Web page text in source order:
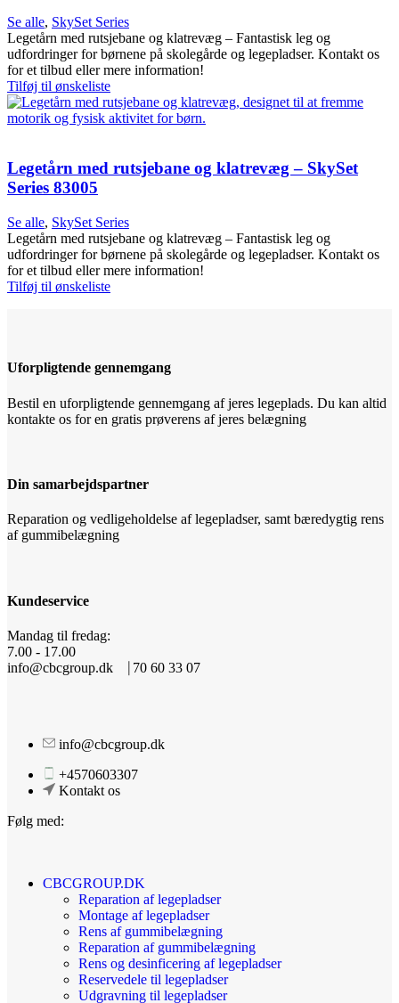
Se alle, SkySet Series
Legetårn med rutsjebane og klatrevæg – Fantastisk leg og
udfordringer for børnene på skolegårde og legepladser. Kontakt os
for et tilbud eller mere information!
Tilføj til ønskeliste
Legetårn med rutsjebane og klatrevæg – SkySet
Series 83005
Se alle, SkySet Series
Legetårn med rutsjebane og klatrevæg – Fantastisk leg og
udfordringer for børnene på skolegårde og legepladser. Kontakt os
for et tilbud eller mere information!
Tilføj til ønskeliste
Uforpligtende gennemgang
Bestil en uforpligtende gennemgang af jeres legeplads. Du kan altid
kontakte os for en gratis prøverens af jeres belægning
Din samarbejdspartner
Reparation og vedligeholdelse af legepladser, samt bæredygtig rens
af gummibelægning
Kundeservice
Mandag til fredag:
7.00 - 17.00
info@cbcgroup.dk ⎹ 70 60 33 07
info@cbcgroup.dk
+4570603307
Kontakt os
Følg med:
CBCGROUP.DK
Reparation af legepladser
Montage af legepladser
Rens af gummibelægning
Reparation af gummibelægning
Rens og desinficering af legepladser
Reservedele til legepladser
Udgravning til legepladser